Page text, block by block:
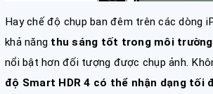
Hay chế độ chụp ban đêm trên các dòng
khả năng thu sáng tốt trong môi
nổi bật hơn đối tượng được chụp ảnh.
độ Smart HDR 4 có thể nhận dạng tối